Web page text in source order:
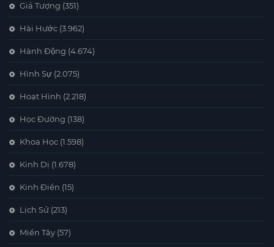
Giả Tượng (351)
Hài Hước (3.962)
Hành Động (4.674)
Hình Sự (2.075)
Hoạt Hình (2.218)
Học Đường (138)
Khoa Học (1.598)
Kinh Dị (1.678)
Kinh Điển (15)
Lịch Sử (213)
Miền Tây (57)